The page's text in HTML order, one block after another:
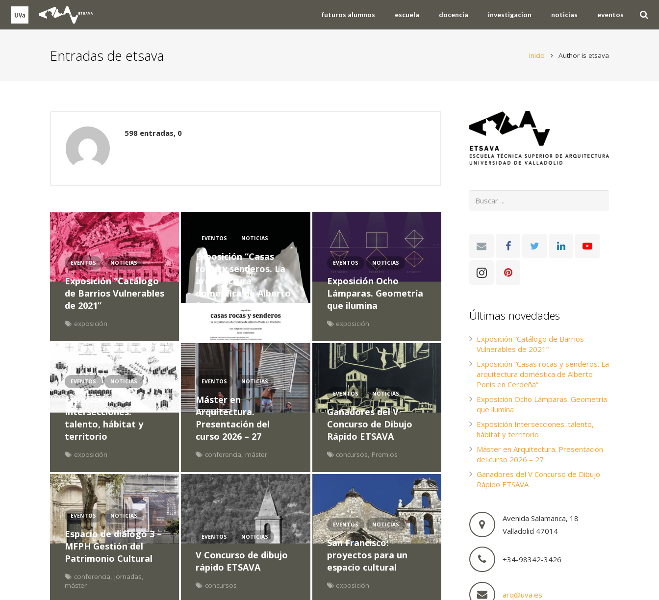
futuros alumnos escuela docencia investigacion noticias eventos
Entradas de etsava Inicio Author is etsava
598 entradas, 0comentarios
Exposición “Catálogo
de Barrios Vulnerables
de 2021”
EVENTOS NOTICIAS
exposición
Exposición “Casas
rocas y senderos. La
arquitectura
doméstica de Alberto
Ponis en Cerdeña”
EVENTOS NOTICIAS
exposición
Exposición Ocho
Lámparas. Geometría
que ilumina
EVENTOS NOTICIAS
exposición
Exposición
Intersecciones:
talento, hábitat y
territorio
EVENTOS NOTICIAS
exposición
Máster en
Arquitectura.
Presentación del
curso 2026 – 27
EVENTOS NOTICIAS
conferencia, máster
Ganadores del V
Concurso de Dibujo
Rápido ETSAVA
EVENTOS NOTICIAS
concursos, Premios
Espacio de diálogo 3 –
MFPH Gestión del
Patrimonio Cultural
EVENTOS NOTICIAS
conferencia, jornadas,
máster
V Concurso de dibujo
rápido ETSAVA
EVENTOS NOTICIAS
concursos
San Francisco:
proyectos para un
espacio cultural
EVENTOS NOTICIAS
exposición
Últimas novedades
Exposición “Catálogo de Barrios
Vulnerables de 2021”
Exposición “Casas rocas y senderos. La
arquitectura doméstica de Alberto
Ponis en Cerdeña”
Exposición Ocho Lámparas. Geometría
que ilumina
Exposición Intersecciones: talento,
hábitat y territorio
Máster en Arquitectura. Presentación
del curso 2026 – 27
Ganadores del V Concurso de Dibujo
Rápido ETSAVA
Avenida Salamanca, 18
Valladolid 47014
+34-98342-3426
arq@uva.es